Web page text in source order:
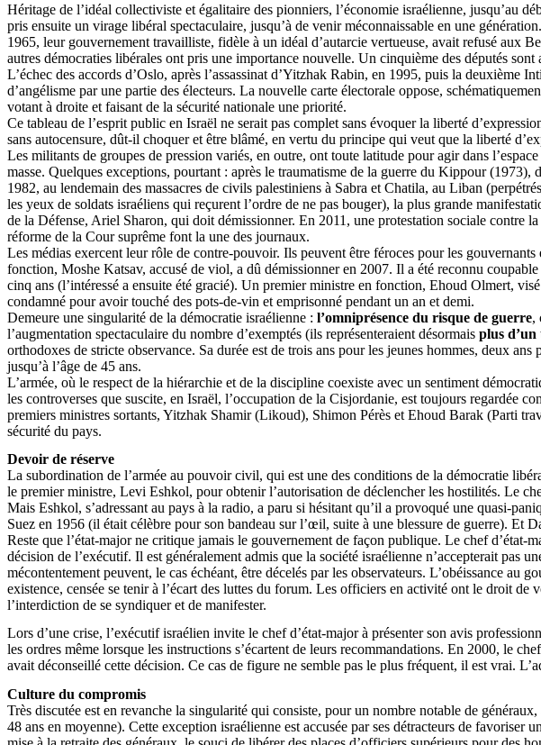
Héritage de l’idéal collectiviste et égalitaire des pionniers, l’économie israélienne, jusqu’au
pris ensuite un virage libéral spectaculaire, jusqu’à de venir méconnaissable en une
1965, leur gouvernement travailliste, fidèle à un idéal d’autarcie vertueuse, avait refusé aux
autres démocraties libérales ont pris une importance nouvelle. Un cinquième des députés sont
L’échec des accords d’Oslo, après l’assassinat d’Yitzhak Rabin, en 1995, puis la
d’angélisme par une partie des électeurs. La nouvelle carte électorale oppose,
votant à droite et faisant de la sécurité nationale une priorité.
Ce tableau de l’esprit public en Israël ne serait pas complet sans évoquer la liberté
sans autocensure, dût-il choquer et être blâmé, en vertu du principe qui veut que la liberté
Les militants de groupes de pression variés, en outre, ont toute latitude pour agir dans
masse. Quelques exceptions, pourtant : après le traumatisme de la guerre du Kippour
1982, au lendemain des massacres de civils palestiniens à Sabra et Chatila, au Liban
les yeux de soldats israéliens qui reçurent l’ordre de ne pas bouger), la plus grande
de la Défense, Ariel Sharon, qui doit démissionner. En 2011, une protestation sociale contre
réforme de la Cour suprême font la une des journaux.
Les médias exercent leur rôle de contre-pouvoir. Ils peuvent être féroces pour les
fonction, Moshe Katsav, accusé de viol, a dû démissionner en 2007. Il a été reconnu
cinq ans (l’intéressé a ensuite été gracié). Un premier ministre en fonction, Ehoud Olmert,
condamné pour avoir touché des pots-de-vin et emprisonné pendant un an et demi.
Demeure une singularité de la démocratie israélienne : l’omniprésence du risque de guerre,
l’augmentation spectaculaire du nombre d’exemptés (ils représenteraient désormais plus d’un
orthodoxes de stricte observance. Sa durée est de trois ans pour les jeunes hommes, deux
jusqu’à l’âge de 45 ans.
L’armée, où le respect de la hiérarchie et de la discipline coexiste avec un sentiment
les controverses que suscite, en Israël, l’occupation de la Cisjordanie, est toujours regardée
premiers ministres sortants, Yitzhak Shamir (Likoud), Shimon Pérès et Ehoud Barak (Parti
sécurité du pays.
Devoir de réserve
La subordination de l’armée au pouvoir civil, qui est une des conditions de la démocratie
le premier ministre, Levi Eshkol, pour obtenir l’autorisation de déclencher les hostilités. Le
Mais Eshkol, s’adressant au pays à la radio, a paru si hésitant qu’il a provoqué une quasi-
Suez en 1956 (il était célèbre pour son bandeau sur l’œil, suite à une blessure de guerre). Et
Reste que l’état-major ne critique jamais le gouvernement de façon publique. Le chef d’état-
décision de l’exécutif. Il est généralement admis que la société israélienne n’accepterait pas
mécontentement peuvent, le cas échéant, être décelés par les observateurs. L’obéissance
existence, censée se tenir à l’écart des luttes du forum. Les officiers en activité ont le droit
l’interdiction de se syndiquer et de manifester.
Lors d’une crise, l’exécutif israélien invite le chef d’état-major à présenter son avis
les ordres même lorsque les instructions s’écartent de leurs recommandations. En 2000, le
avait déconseillé cette décision. Ce cas de figure ne semble pas le plus fréquent, il est vrai.
Culture du compromis
Très discutée est en revanche la singularité qui consiste, pour un nombre notable de
48 ans en moyenne). Cette exception israélienne est accusée par ses détracteurs de